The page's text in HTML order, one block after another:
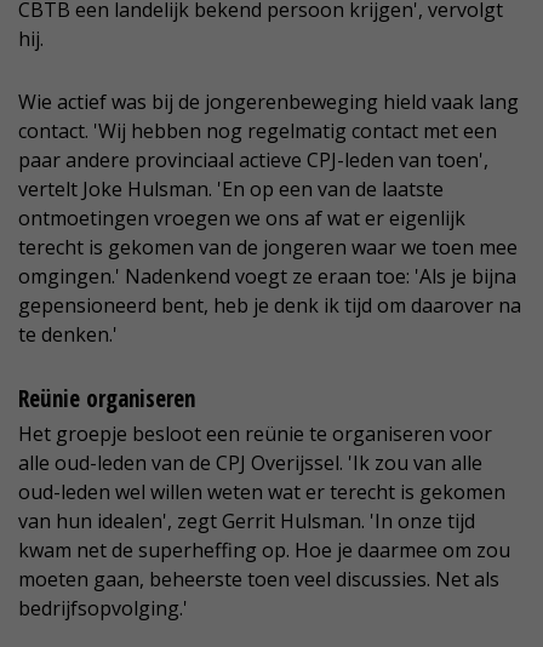
CBTB een landelijk bekend persoon krijgen', vervolgt
hij.
Wie actief was bij de jongerenbeweging hield vaak lang
contact. 'Wij hebben nog regelmatig contact met een
paar andere provinciaal actieve CPJ-leden van toen',
vertelt Joke Hulsman. 'En op een van de laatste
ontmoetingen vroegen we ons af wat er eigenlijk
terecht is gekomen van de jongeren waar we toen mee
omgingen.' Nadenkend voegt ze eraan toe: 'Als je bijna
gepensioneerd bent, heb je denk ik tijd om daarover na
te denken.'
Reünie organiseren
Het groepje besloot een reünie te organiseren voor
alle oud-leden van de CPJ Overijssel. 'Ik zou van alle
oud-leden wel willen weten wat er terecht is gekomen
van hun idealen', zegt Gerrit Hulsman. 'In onze tijd
kwam net de superheffing op. Hoe je daarmee om zou
moeten gaan, beheerste toen veel discussies. Net als
bedrijfsopvolging.'